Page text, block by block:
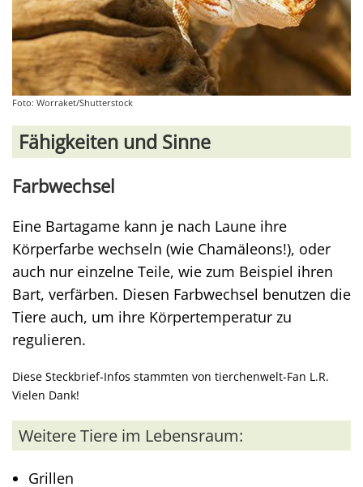
Foto: Worraket/Shutterstock
Fähigkeiten und Sinne
Farbwechsel
Eine Bartagame kann je nach Laune ihre
Körperfarbe wechseln (wie Chamäleons!), oder
auch nur einzelne Teile, wie zum Beispiel ihren
Bart, verfärben. Diesen Farbwechsel benutzen die
Tiere auch, um ihre Körpertemperatur zu
regulieren.
Diese Steckbrief-Infos stammten von tierchenwelt-Fan L.R.
Vielen Dank!
Weitere Tiere im Lebensraum:
Grillen